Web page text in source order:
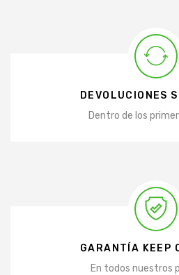
DEVOLUCIONES
Dentro de los
GARANTÍA KEEP
En todos nuestros